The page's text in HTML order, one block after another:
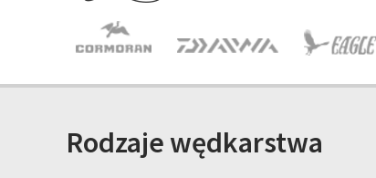
Rodzaje wędkarstwa